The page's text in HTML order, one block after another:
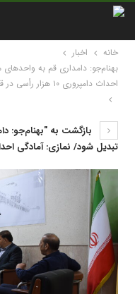
خانه
اخبار
بهنام‌جو: دامداری قم به
احداث دامپروری ۱۰ هزار رأسی در قم را داریم
بازگشت به "بهنام‌جو:
تبدیل شود/ نمازی: آمادگی احداث